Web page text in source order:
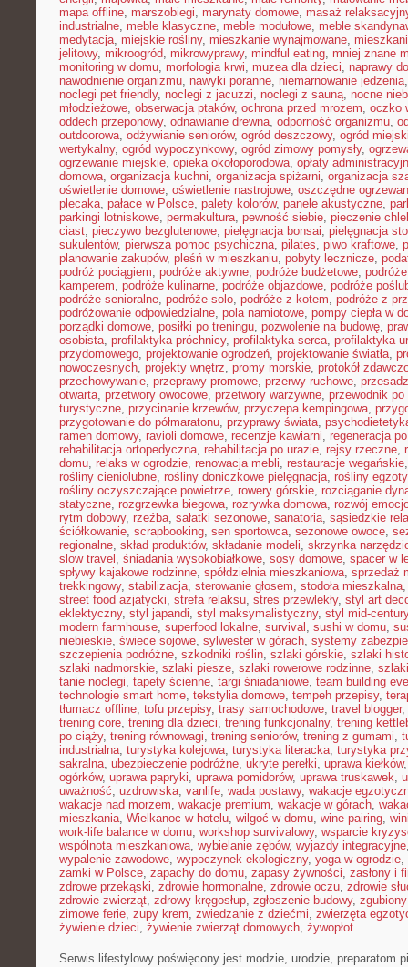
mapa offline, marszobiegi, marynaty domowe, masaż
industrialne, meble klasyczne, meble modułowe, meble
medytacja, miejskie rośliny, mieszkanie wynajmowane,
jelitowy, mikroogród, mikrowyprawy, mindful eating, mniej znane
monitoring w domu, morfologia krwi, muzea dla dzieci, naprawy
nawodnienie organizmu, nawyki poranne, niemarnowanie jedzenia
noclegi pet friendly, noclegi z jacuzzi, noclegi z sauną, nocne
młodzieżowe, obserwacja ptaków, ochrona przed mrozem, oczko
oddech przeponowy, odnawianie drewna, odporność organizmu,
outdoorowa, odżywianie seniorów, ogród deszczowy, ogród
wertykalny, ogród wypoczynkowy, ogród zimowy pomysły,
ogrzewanie miejskie, opieka okołoporodowa, opłaty
domowa, organizacja kuchni, organizacja spiżarni, organizacja
oświetlenie domowe, oświetlenie nastrojowe, oszczędne
plecaka, pałace w Polsce, palety kolorów, panele akustyczne,
parkingi lotniskowe, permakultura, pewność siebie, pieczenie
ciast, pieczywo bezglutenowe, pielęgnacja bonsai, pielęgnacja
sukulentów, pierwsza pomoc psychiczna, pilates, piwo kraftowe,
planowanie zakupów, pleśń w mieszkaniu, pobyty lecznicze,
podróż pociągiem, podróże aktywne, podróże budżetowe,
kamperem, podróże kulinarne, podróże objazdowe, podróże
podróże senioralne, podróże solo, podróże z kotem, podróże z
podróżowanie odpowiedzialne, pola namiotowe, pompy ciepła w
porządki domowe, posiłki po treningu, pozwolenie na budowę,
osobista, profilaktyka próchnicy, profilaktyka serca, profilaktyka
przydomowego, projektowanie ogrodzeń, projektowanie światła,
nowoczesnych, projekty wnętrz, promy morskie, protokół
przechowywanie, przeprawy promowe, przerwy ruchowe,
otwarta, przetwory owocowe, przetwory warzywne, przewodnik
turystyczne, przycinanie krzewów, przyczepa kempingowa,
przygotowanie do półmaratonu, przyprawy świata,
ramen domowy, ravioli domowe, recenzje kawiarni, regeneracja
rehabilitacja ortopedyczna, rehabilitacja po urazie, rejsy rzeczne,
domu, relaks w ogrodzie, renowacja mebli, restauracje wegańskie
rośliny cieniolubne, rośliny doniczkowe pielęgnacja, rośliny
rośliny oczyszczające powietrze, rowery górskie, rozciąganie
statyczne, rozgrzewka biegowa, rozrywka domowa, rozwój
rytm dobowy, rzeźba, sałatki sezonowe, sanatoria, sąsiedzkie
ściółkowanie, scrapbooking, sen sportowca, sezonowe owoce,
regionalne, skład produktów, składanie modeli, skrzynka
slow travel , śniadania wysokobiałkowe, sosy domowe, spacer w
spływy kajakowe rodzinne, spółdzielnia mieszkaniowa, sprzedaż
trekkingowy, stabilizacja, sterowanie głosem, stodoła mieszkalna
street food azjatycki, strefa relaksu, stres przewlekły, styl art
eklektyczny, styl japandi, styl maksymalistyczny, styl mid-century
modern farmhouse, superfood lokalne, survival , sushi w domu,
niebieskie, świece sojowe, sylwester w górach, systemy
szczepienia podróżne, szkodniki roślin, szlaki górskie, szlaki
szlaki nadmorskie, szlaki piesze, szlaki rowerowe rodzinne,
tanie noclegi, tapety ścienne, targi śniadaniowe, team building
technologie smart home, tekstylia domowe, tempeh przepisy,
tłumacz offline, tofu przepisy, trasy samochodowe, travel blogger,
trening core, trening dla dzieci, trening funkcjonalny, trening
po ciąży, trening równowagi, trening seniorów, trening z gumami,
industrialna, turystyka kolejowa, turystyka literacka, turystyka
sakralna, ubezpieczenie podróżne, ukryte perełki, uprawa kiełków
ogórków, uprawa papryki, uprawa pomidorów, uprawa truskawek,
uważność, uzdrowiska, vanlife, wada postawy, wakacje
wakacje nad morzem, wakacje premium, wakacje w górach,
mieszkania, Wielkanoc w hotelu, wilgoć w domu, wine pairing,
work-life balance w domu, workshop survivalowy, wsparcie
wspólnota mieszkaniowa, wybielanie zębów, wyjazdy integracyjne
wypalenie zawodowe, wypoczynek ekologiczny, yoga w ogrodzie,
zamki w Polsce, zapachy do domu, zapasy żywności, zasłony i
zdrowe przekąski, zdrowie hormonalne, zdrowie oczu, zdrowie
zdrowie zwierząt, zdrowy kręgosłup, zgłoszenie budowy,
zimowe ferie, zupy krem, zwiedzanie z dziećmi, zwierzęta
żywienie dzieci, żywienie zwierząt domowych, żywopłot
Serwis lifestylowy poświęcony jest modzie, urodzie, preparatom